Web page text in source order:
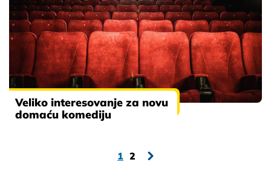
Veliko interesovanje za novu
domaću komediju
1 2